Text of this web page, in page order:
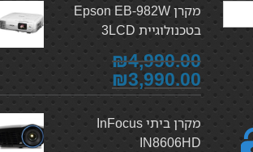
מקרן Epson EB-982W
בטכנולוגיית 3LCD
₪4,990.00
₪3,990.00
מקרן ביתי InFocus
IN8606HD